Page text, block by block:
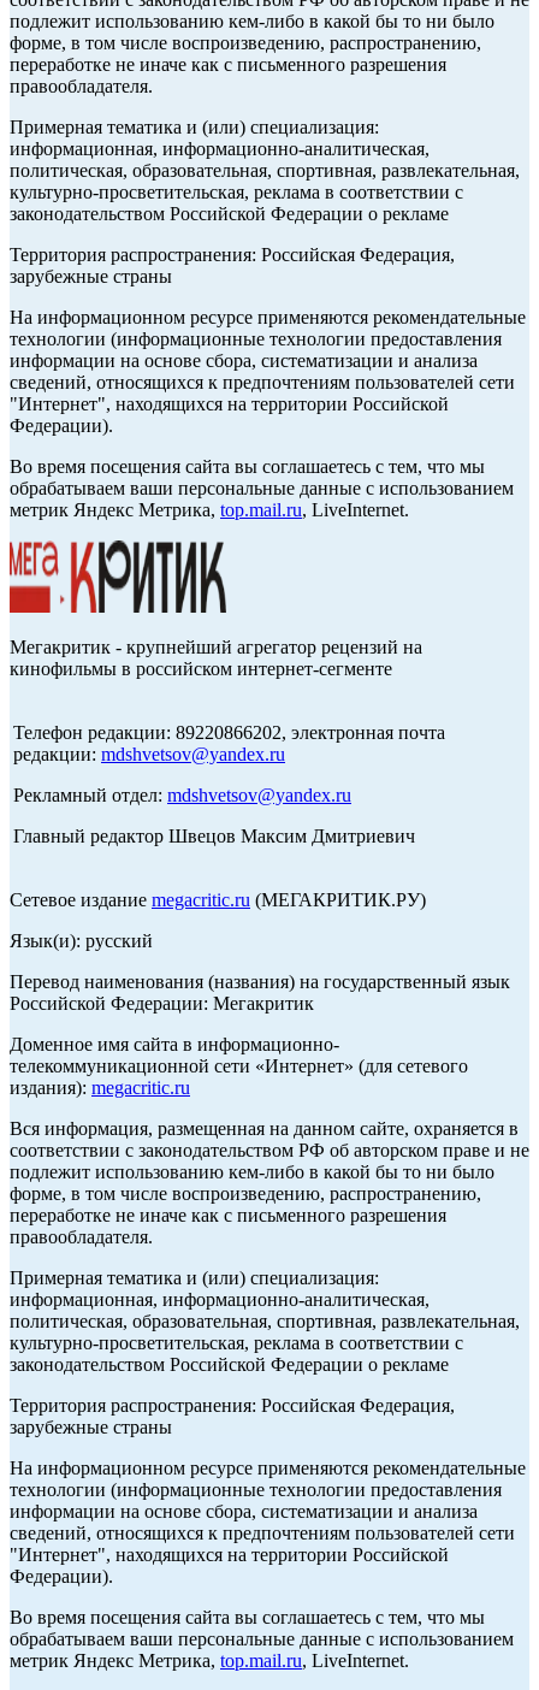
подлежит использованию кем-либо в какой бы то ни было
форме, в том числе воспроизведению, распространению,
переработке не иначе как с письменного разрешения
правообладателя.
Примерная тематика и (или) специализация:
информационная, информационно-аналитическая,
политическая, образовательная, спортивная, развлекательная,
культурно-просветительская, реклама в соответствии с
законодательством Российской Федерации о рекламе
Территория распространения: Российская Федерация,
зарубежные страны
На информационном ресурсе применяются рекомендательные
технологии (информационные технологии предоставления
информации на основе сбора, систематизации и анализа
сведений, относящихся к предпочтениям пользователей сети
"Интернет", находящихся на территории Российской
Федерации).
Во время посещения сайта вы соглашаетесь с тем, что мы
обрабатываем ваши персональные данные с использованием
метрик Яндекс Метрика, top.mail.ru, LiveInternet.
Мегакритик - крупнейший агрегатор рецензий на
кинофильмы в российском интернет-сегменте
Телефон редакции: 89220866202, электронная почта
редакции: mdshvetsov@yandex.ru
Рекламный отдел: mdshvetsov@yandex.ru
Главный редактор Швецов Максим Дмитриевич
Сетевое издание megacritic.ru (МЕГАКРИТИК.РУ)
Язык(и): русский
Перевод наименования (названия) на государственный язык
Российской Федерации: Мегакритик
Доменное имя сайта в информационно-
телекоммуникационной сети «Интернет» (для сетевого
издания): megacritic.ru
Вся информация, размещенная на данном сайте, охраняется в
соответствии с законодательством РФ об авторском праве и не
подлежит использованию кем-либо в какой бы то ни было
форме, в том числе воспроизведению, распространению,
переработке не иначе как с письменного разрешения
правообладателя.
Примерная тематика и (или) специализация:
информационная, информационно-аналитическая,
политическая, образовательная, спортивная, развлекательная,
культурно-просветительская, реклама в соответствии с
законодательством Российской Федерации о рекламе
Территория распространения: Российская Федерация,
зарубежные страны
На информационном ресурсе применяются рекомендательные
технологии (информационные технологии предоставления
информации на основе сбора, систематизации и анализа
сведений, относящихся к предпочтениям пользователей сети
"Интернет", находящихся на территории Российской
Федерации).
Во время посещения сайта вы соглашаетесь с тем, что мы
обрабатываем ваши персональные данные с использованием
метрик Яндекс Метрика, top.mail.ru, LiveInternet.